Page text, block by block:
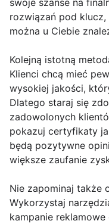
swoje szanse na
rozwiązań pod
można u Ciebie
Kolejną istotną
Klienci chcą mieć
wysokiej jakości,
Dlatego staraj się
zadowolonych
pokazuj certyfikaty
będą pozytywne
większe zaufanie
Nie zapominaj także
Wykorzystaj
kampanie